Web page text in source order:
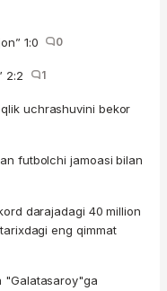
1:0 0
2:2 1
uchrashuvini bekor
futbolchi jamoasi bilan
darajadagi 40 million
eng qimmat
"Galatasaroy"ga